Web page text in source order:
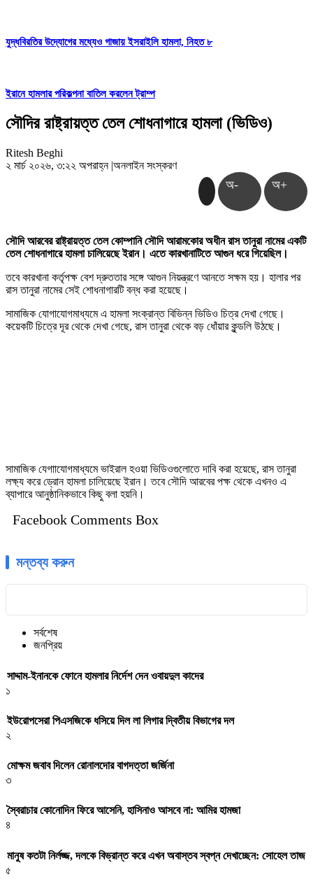
যুদ্ধবিরতির উদ্যোগের মধ্যেও গাজায় ইসরাইলি হামলা, নিহত ৮
ইরানে হামলার পরিকল্পনা বাতিল করলেন ট্রাম্প
সৌদির রাষ্ট্রায়ত্ত তেল শোধনাগারে হামলা (ভিডিও)
Ritesh Beghi
২ মার্চ ২০২৬, ৩:২২ অপরাহ্ন |অনলাইন সংস্করণ
অ- অ+
সৌদি আরবের রাষ্ট্রায়ত্ত তেল কোম্পানি সৌদি আরামকোর অধীন রাস তানুরা নামের একটি
তেল শোধনাগারে হামলা চালিয়েছে ইরান। এতে কারখানাটিতে আগুন ধরে গিয়েছিল।
তবে কারখানা কর্তৃপক্ষ বেশ দ্রুততার সঙ্গে আগুন নিয়ন্ত্রণে আনতে সক্ষম হয়। হালার পর
রাস তানুরা নামের সেই শোধনাগারটি বন্ধ করা হয়েছে।
সামাজিক যোগাযোগমাধ্যমে এ হামলা সংক্রান্ত বিভিন্ন ভিডিও চিত্র দেখা গেছে।
কয়েকটি চিত্রে দূর থেকে দেখা গেছে, রাস তানুরা থেকে বড় ধোঁয়ার কুন্ডলি উঠছে।
সামাজিক যেগাাযোগমাধ্যমে ভাইরাল হওয়া ভিডিওগুলোতে দাবি করা হয়েছে, রাস তানুরা
লক্ষ্য করে ড্রোন হামলা চালিয়েছে ইরান। তবে সৌদি আরবের পক্ষ থেকে এখনও এ
ব্যাপারে আনুষ্ঠানিকভাবে কিছু বলা হয়নি।
Facebook Comments Box
মন্তব্য করুন
সর্বশেষ
জনপ্রিয়
সাদ্দাম-ইনানকে ফোনে হামলার নির্দেশ দেন ওবায়দুল কাদের
১
ইউরোপসেরা পিএসজিকে ধসিয়ে দিল লা লিগার দ্বিতীয় বিভাগের দল
২
মোক্ষম জবাব দিলেন রোনালদোর বাগদত্তা জর্জিনা
৩
স্বৈরাচার কোনোদিন ফিরে আসেনি, হাসিনাও আসবে না: আমির হামজা
৪
মানুষ কতটা নির্লজ্জ, দলকে বিভ্রান্ত করে এখন অবাস্তব স্বপ্ন দেখাচ্ছেন: সোহেল তাজ
৫